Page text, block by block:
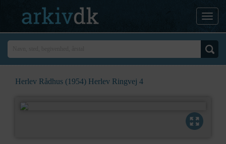
Herlev Rådhus (1954) Herlev Ringvej 4